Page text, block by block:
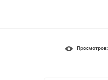
Просмотров: